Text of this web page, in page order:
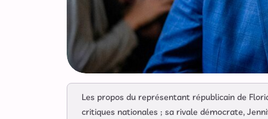
Les propos du représentant républicain de
critiques nationales ; sa rivale démocrate,